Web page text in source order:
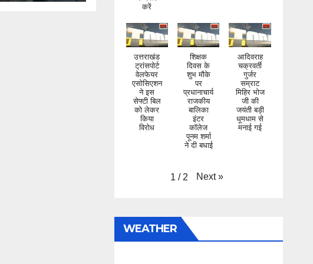
करें
उत्तराखंड
ट्रांसपोर्ट
वेलफेयर
एसोसिएशन
ने इस
सेफ्टी बिल
को लेकर
किया
विरोध
शिक्षक
दिवस के
शुभ मौके
पर
प्रधानाचार्य
राजकीय
बालिका
इंटर
कॉलेज
पूनम शर्मा
ने दी बधाई
आदिवराह
चक्रवर्ती
गुर्जर
सम्राट
मिहिर भोज
जी की
जयंती बड़ी
धूमधाम से
मनाई गई
1 / 2 Next »
WEATHER